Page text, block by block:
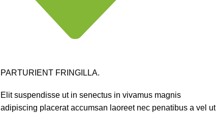
PARTURIENT FRINGILLA.
Elit suspendisse ut in senectus in vivamus magnis
adipiscing placerat accumsan laoreet nec penatibus a vel ut